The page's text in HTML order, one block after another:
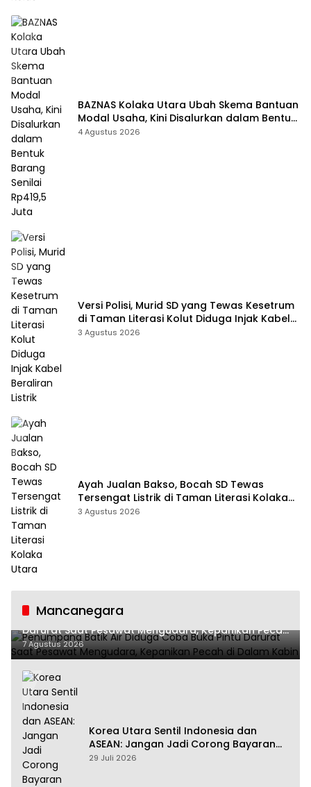
BAZNAS Kolaka Utara Ubah Skema Bantuan
Modal Usaha, Kini Disalurkan dalam Bentuk
Barang Senilai Rp419,5 Juta
4 Agustus 2026
Versi Polisi, Murid SD yang Tewas Kesetrum
di Taman Literasi Kolut Diduga Injak Kabel
Beraliran Listrik
3 Agustus 2026
Ayah Jualan Bakso, Bocah SD Tewas
Tersengat Listrik di Taman Literasi Kolaka
Utara
3 Agustus 2026
Mancanegara
Penumpang Batik Air Diduga Coba Buka Pintu
Darurat Saat Pesawat Mengudara, Kepanikan Pecah
di Dalam Kabin
7 Agustus 2026
Korea Utara Sentil Indonesia dan
ASEAN: Jangan Jadi Corong Bayaran
Amerika Serikat
29 Juli 2026